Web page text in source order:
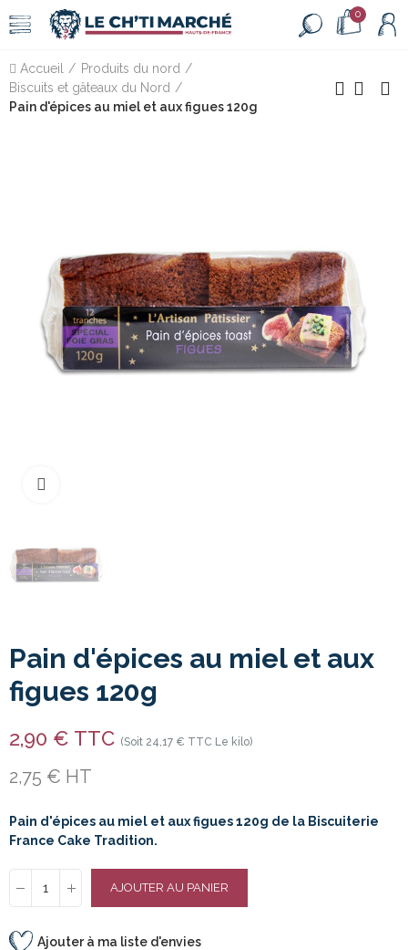
0
Accueil
Produits du nord
Biscuits et gâteaux du Nord
Pain d'épices au miel et aux figues 120g
Pain d'épices au miel et aux
figues 120g
2,90 € TTC (Soit 24,17 € TTC Le kilo)
2,75 € HT
Pain d'épices au miel et aux figues 120g de la Biscuiterie
France Cake Tradition.
AJOUTER AU PANIER
Ajouter à ma liste d'envies